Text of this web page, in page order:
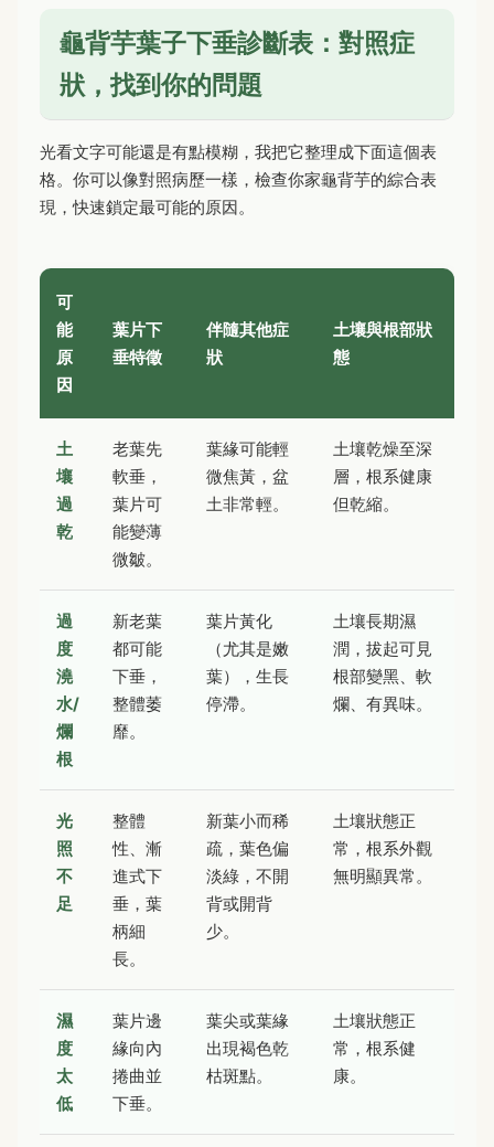
龜背芋葉子下垂診斷表：對照症
狀，找到你的問題
光看文字可能還是有點模糊，我把它整理成下面這個表
格。你可以像對照病歷一樣，檢查你家龜背芋的綜合表
現，快速鎖定最可能的原因。
可
能
原
因
葉片下
垂特徵
伴隨其他症
狀
土壤與根部狀
態
土
壤
過
乾
老葉先
軟垂，
葉片可
能變薄
微皺。
葉緣可能輕
微焦黃，盆
土非常輕。
土壤乾燥至深
層，根系健康
但乾縮。
過
度
澆
水/
爛
根
新老葉
都可能
下垂，
整體萎
靡。
葉片黃化
（尤其是嫩
葉），生長
停滯。
土壤長期濕
潤，拔起可見
根部變黑、軟
爛、有異味。
光
照
不
足
整體
性、漸
進式下
垂，葉
柄細
長。
新葉小而稀
疏，葉色偏
淡綠，不開
背或開背
少。
土壤狀態正
常，根系外觀
無明顯異常。
濕
度
太
低
葉片邊
緣向內
捲曲並
下垂。
葉尖或葉緣
出現褐色乾
枯斑點。
土壤狀態正
常，根系健
康。